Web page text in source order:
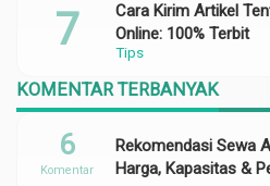
Tips
Cara Kirim Artikel
Online: 100% Terbit
KOMENTAR TERBANYAK
Rekomendasi Sewa
Harga, Kapasitas &
6
Komentar